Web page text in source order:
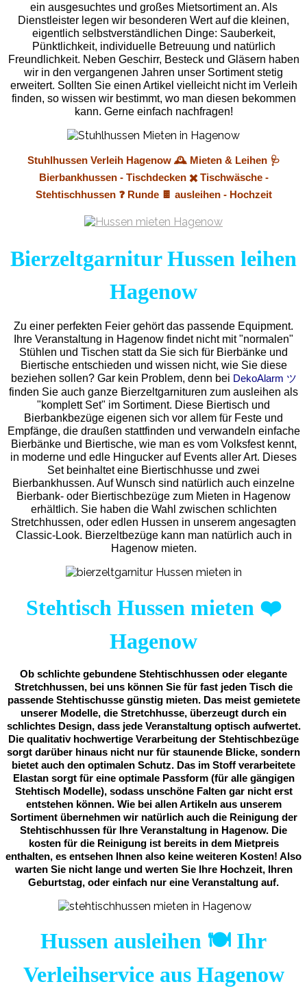
ein ausgesuchtes und großes Mietsortiment an. Als
Dienstleister legen wir besonderen Wert auf die kleinen,
eigentlich selbstverständlichen Dinge: Sauberkeit,
Pünktlichkeit, individuelle Betreuung und natürlich
Freundlichkeit. Neben Geschirr, Besteck und Gläsern haben
wir in den vergangenen Jahren unser Sortiment stetig
erweitert. Sollten Sie einen Artikel vielleicht nicht im Verleih
finden, so wissen wir bestimmt, wo man diesen bekommen
kann. Gerne einfach nachfragen!
Stuhlhussen Verleih Hagenow 🕰️ Mieten & Leihen 🩺
Bierbankhussen - Tischdecken ✖️ Tischwäsche -
Stehtischhussen ❓ Runde 🍫 ausleihen - Hochzeit
Bierzeltgarnitur Hussen leihen
Hagenow
Zu einer perfekten Feier gehört das passende Equipment.
Ihre Veranstaltung in Hagenow findet nicht mit "normalen"
Stühlen und Tischen statt da Sie sich für Bierbänke und
Biertische entschieden und wissen nicht, wie Sie diese
beziehen sollen? Gar kein Problem, denn bei DekoAlarm ツ
finden Sie auch ganze Bierzeltgarnituren zum ausleihen als
"komplett Set" im Sortiment. Diese Biertisch und
Bierbankbezüge eigenen sich vor allem für Feste und
Empfänge, die draußen stattfinden und verwandeln einfache
Bierbänke und Biertische, wie man es vom Volksfest kennt,
in moderne und edle Hingucker auf Events aller Art. Dieses
Set beinhaltet eine Biertischhusse und zwei
Bierbankhussen. Auf Wunsch sind natürlich auch einzelne
Bierbank- oder Biertischbezüge zum Mieten in Hagenow
erhältlich. Sie haben die Wahl zwischen schlichten
Stretchhussen, oder edlen Hussen in unserem angesagten
Classic-Look. Bierzeltbezüge kann man natürlich auch in
Hagenow mieten.
Stehtisch Hussen mieten ❤️
Hagenow
Ob schlichte gebundene Stehtischhussen oder elegante
Stretchhussen, bei uns können Sie für fast jeden Tisch die
passende Stehtischusse günstig mieten. Das meist gemietete
unserer Modelle, die Stretchhusse, überzeugt durch ein
schlichtes Design, dass jede Veranstaltung optisch aufwertet.
Die qualitativ hochwertige Verarbeitung der Stehtischbezüge
sorgt darüber hinaus nicht nur für staunende Blicke, sondern
bietet auch den optimalen Schutz. Das im Stoff verarbeitete
Elastan sorgt für eine optimale Passform (für alle gängigen
Stehtisch Modelle), sodass unschöne Falten gar nicht erst
entstehen können. Wie bei allen Artikeln aus unserem
Sortiment übernehmen wir natürlich auch die Reinigung der
Stehtischhussen für Ihre Veranstaltung in Hagenow. Die
kosten für die Reinigung ist bereits in dem Mietpreis
enthalten, es entsehen Ihnen also keine weiteren Kosten! Also
warten Sie nicht lange und werten Sie Ihre Hochzeit, Ihren
Geburtstag, oder einfach nur eine Veranstaltung auf.
Hussen ausleihen 🍽️ Ihr
Verleihservice aus Hagenow